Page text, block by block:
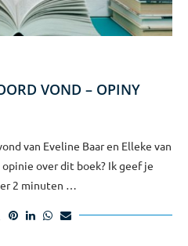
VOND – OPINY
van Eveline Baar en Elleke van
over dit boek? Ik geef je
2 minuten …